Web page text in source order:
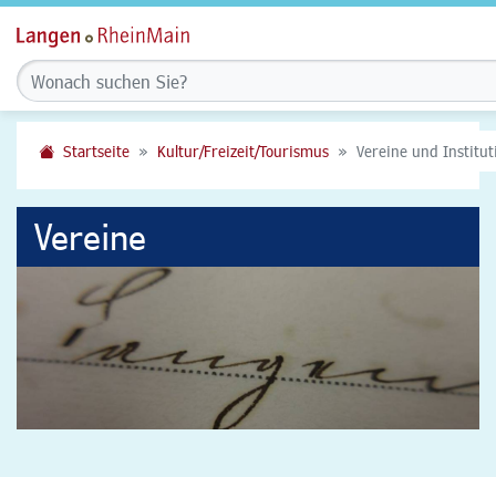
Startseite Kultur/Freizeit/Tourismus Vereine und
Vereine